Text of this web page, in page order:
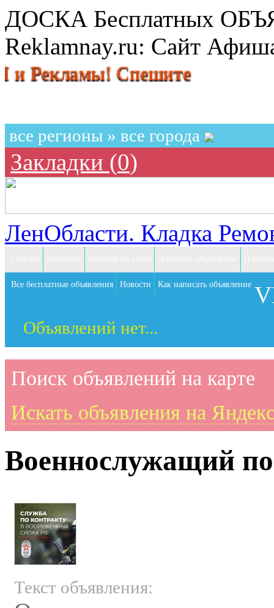
ДОСКА Бесплатных
Reklamnay.ru: Сайт
Спешите разместить
все регионы » все города
Закладки (0)
ЛенОбласти. Кладка
Все бесплатные объявления Новости Как написать объявление
Объявлений нет...
Поиск объявлений на карте
Искать объявления на
Военнослужащий
Текст объявления: